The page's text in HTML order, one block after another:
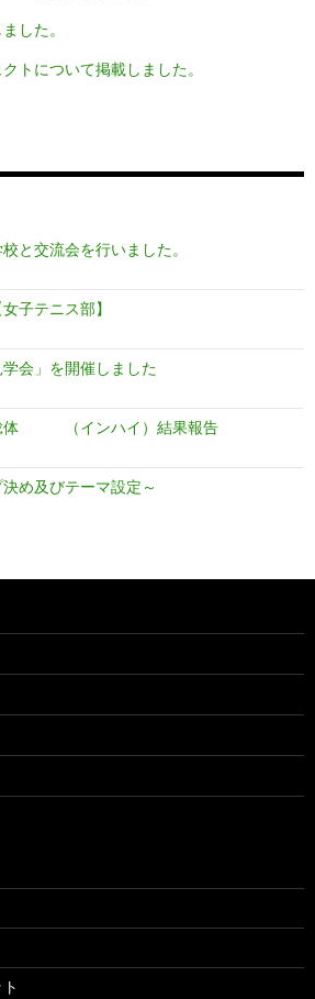
した。
トについて掲載しました。
と交流会を行いました。
子テニス部】
学会」を開催しました
体 （インハイ）結果報告
め及びテーマ設定～